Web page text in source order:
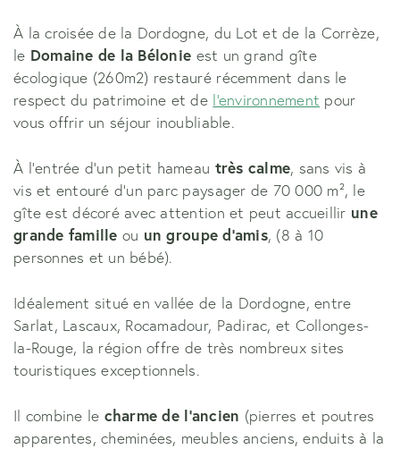
À la croisée de la Dordogne, du Lot et de la Corrèze,
le Domaine de la Bélonie est un grand gîte
écologique (260m2) restauré récemment dans le
respect du patrimoine et de l'environnement pour
vous offrir un séjour inoubliable.
À l’entrée d’un petit hameau très calme, sans vis à
vis et entouré d’un parc paysager de 70 000 m², le
gîte est décoré avec attention et peut accueillir une
grande famille ou un groupe d'amis, (8 à 10
personnes et un bébé).
Idéalement situé en vallée de la Dordogne, entre
Sarlat, Lascaux, Rocamadour, Padirac, et Collonges-
la-Rouge, la région offre de très nombreux sites
touristiques exceptionnels.
Il combine le charme de l’ancien (pierres et poutres
apparentes, cheminées, meubles anciens, enduits à la